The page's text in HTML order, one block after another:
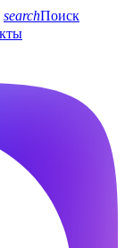
searchПоиск